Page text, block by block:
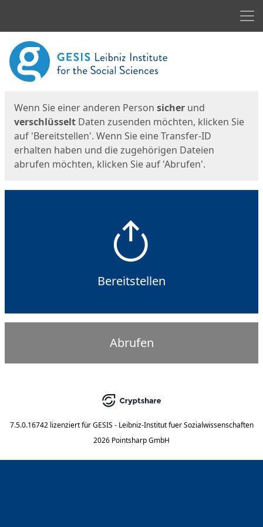
Start
Wenn Sie einer anderen Person sicher und
verschlüsselt Daten zusenden möchten, klicken Sie
auf 'Bereitstellen'. Wenn Sie eine Transfer-ID
erhalten haben und die zugehörigen Dateien
abrufen möchten, klicken Sie auf 'Abrufen'.
Bereitstellen
Abrufen
7.5.0.16742 lizenziert für GESIS - Leibniz-Institut fuer Sozialwissenschaften
2026 Pointsharp GmbH